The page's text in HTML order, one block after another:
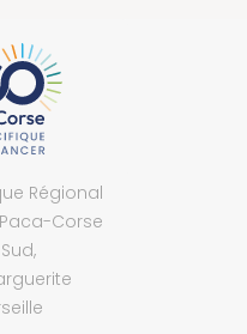
Régional
Corse